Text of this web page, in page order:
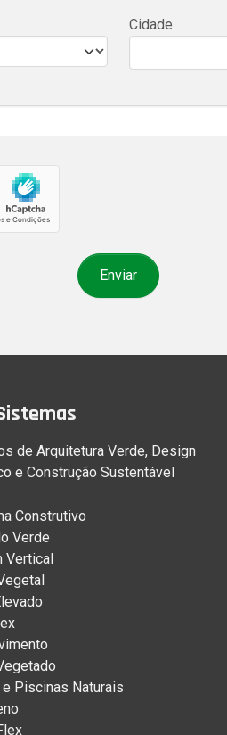
Cidade
de Arquitetura Verde, Design
e Construção Sustentável
Construtivo
Verde
Vertical
Piscinas Naturais